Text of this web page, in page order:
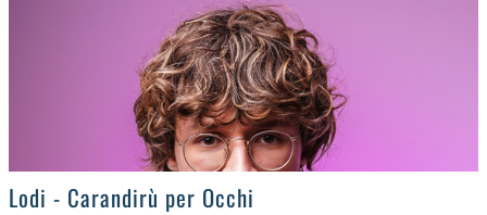
Lodi - Carandirù per Occhi